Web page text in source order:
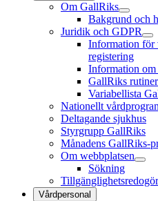
Om GallRiks
Bakgrund och
Juridik och GDPR
Information för
registering
Information om
GallRiks
Variabellista
Nationellt
Deltagande sjukhus
Styrgrupp GallRiks
Månadens GallRiks-
Om webbplatsen
Sökning
Vårdpersonal